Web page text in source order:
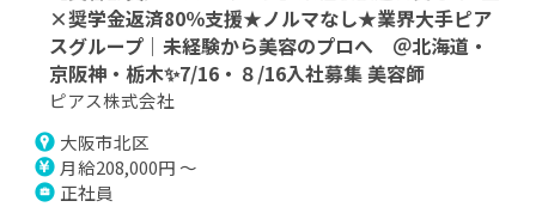
×奨学金返済80％支援★ノルマなし★業界大手ピア
スグループ｜未経験から美容のプロへ ＠北海道・
京阪神・栃木✨7/16・８/16入社募集 美容師
ピアス株式会社
大阪市北区
月給208,000円 ～
正社員